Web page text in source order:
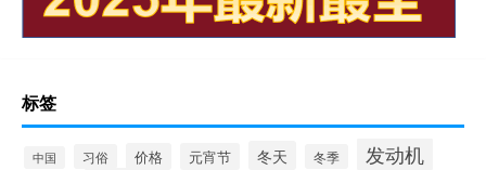
标签
中国 习俗 价格 元宵节 冬天 冬季 发动机